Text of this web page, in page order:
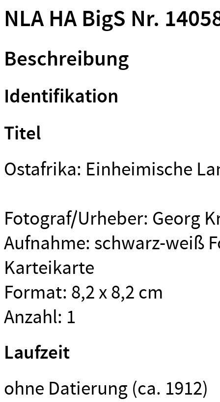
NLA HA BigS Nr.
Beschreibung
Identifikation
Titel
Ostafrika: Einheimische
Fotograf/Urheber: Georg
Aufnahme: schwarz-weiß
Karteikarte
Format: 8,2 x 8,2 cm
Anzahl: 1
Laufzeit
ohne Datierung (ca. 1912)